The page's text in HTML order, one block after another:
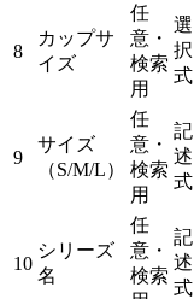
8
カップサ
イズ
任
意・
検索
用
選
択
式
9
サイズ
（S/M/L）
任
意・
検索
用
記
述
式
10
シリーズ
名
任
意・
検索
記
述
式